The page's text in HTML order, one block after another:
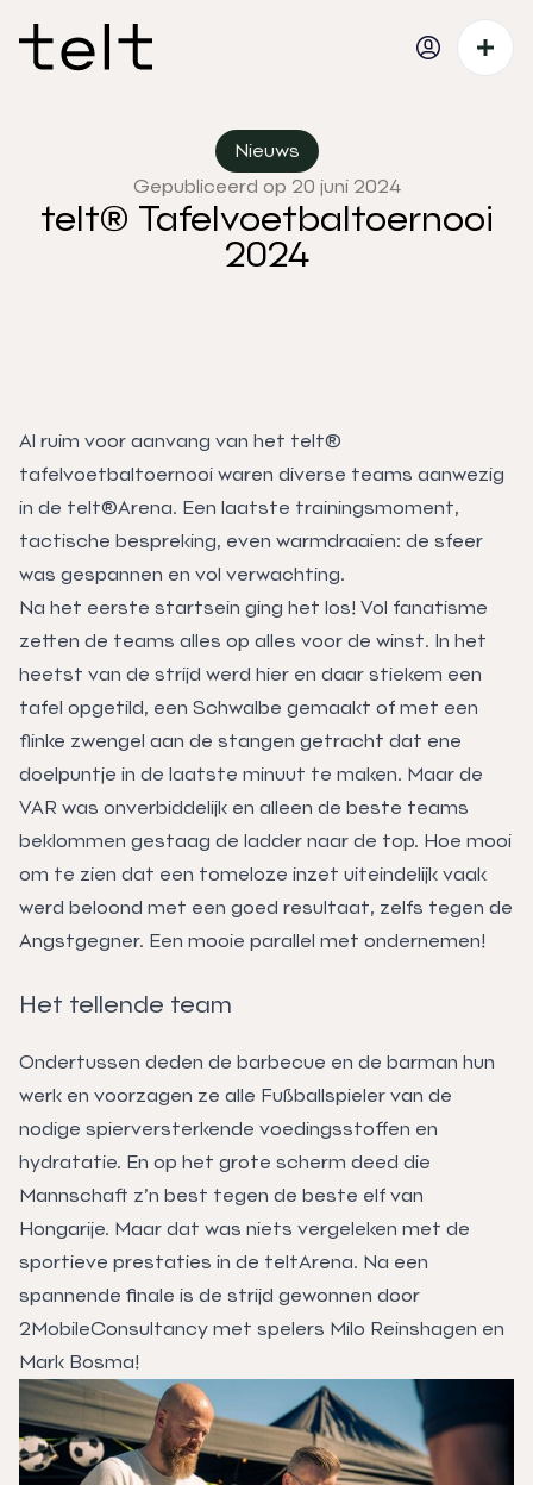
Nieuws
Gepubliceerd op 20 juni 2024
telt® Tafelvoetbaltoernooi
2024
Al ruim voor aanvang van het telt®
tafelvoetbaltoernooi waren diverse teams aanwezig
in de telt®Arena. Een laatste trainingsmoment,
tactische bespreking, even warmdraaien: de sfeer
was gespannen en vol verwachting.
Na het eerste startsein ging het los! Vol fanatisme
zetten de teams alles op alles voor de winst. In het
heetst van de strijd werd hier en daar stiekem een
tafel opgetild, een Schwalbe gemaakt of met een
flinke zwengel aan de stangen getracht dat ene
doelpuntje in de laatste minuut te maken. Maar de
VAR was onverbiddelijk en alleen de beste teams
beklommen gestaag de ladder naar de top. Hoe mooi
om te zien dat een tomeloze inzet uiteindelijk vaak
werd beloond met een goed resultaat, zelfs tegen de
Angstgegner. Een mooie parallel met ondernemen!
Het tellende team
Ondertussen deden de barbecue en de barman hun
werk en voorzagen ze alle Fußballspieler van de
nodige spierversterkende voedingsstoffen en
hydratatie. En op het grote scherm deed die
Mannschaft z’n best tegen de beste elf van
Hongarije. Maar dat was niets vergeleken met de
sportieve prestaties in de teltArena. Na een
spannende finale is de strijd gewonnen door
2MobileConsultancy met spelers Milo Reinshagen en
Mark Bosma!